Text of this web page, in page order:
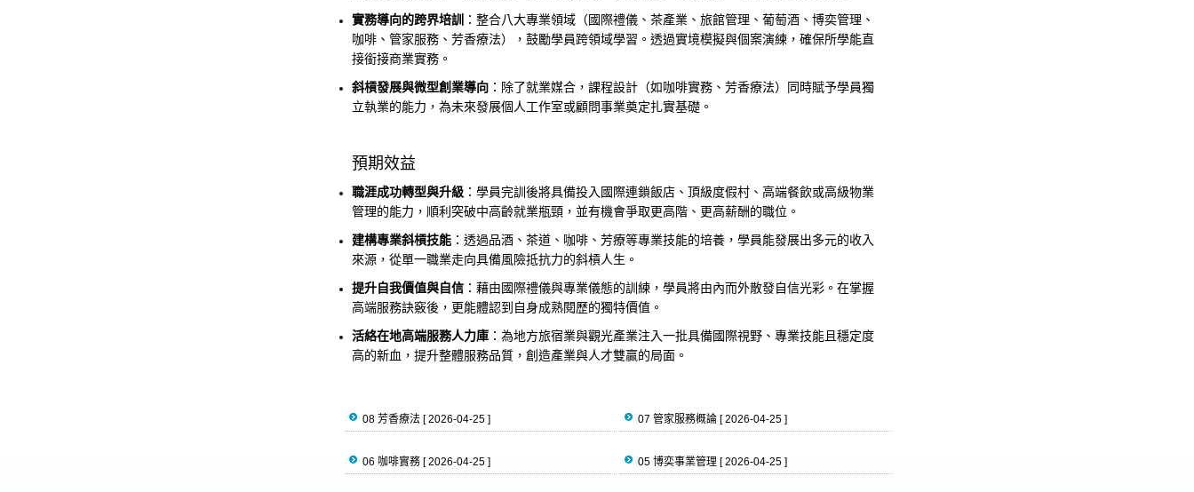
實務導向的跨界培訓
：整合八大專業領域（國際禮儀、茶產業、旅館管理、葡萄酒、博奕管理、
咖啡、管家服務、芳香療法），鼓勵學員跨領域學習。透過實境模擬與個案演練，確保所學能直
接銜接商業實務。
斜槓發展與微型創業導向：除了就業媒合，課程設計（如咖啡實務、芳香療法）同時賦予學員獨
立執業的能力，為未來發展個人工作室或顧問事業奠定扎實基礎。
預期效益
職涯成功轉型與升級：學員完訓後將具備投入國際連鎖飯店、頂級度假村、高端餐飲或高級物業
管理的能力，順利突破中高齡就業瓶頸，並有機會爭取更高階、更高薪酬的職位。
建構專業斜槓技能：透過品酒、茶道、咖啡、芳療等專業技能的培養，學員能發展出多元的收入
來源，從單一職業走向具備風險抵抗力的斜槓人生。
提升自我價值與自信：藉由國際禮儀與專業儀態的訓練，學員將由內而外散發自信光彩。在掌握
高端服務訣竅後，更能體認到自身成熟閱歷的獨特價值。
活絡在地高端服務人力庫：為地方旅宿業與觀光產業注入一批具備國際視野、專業技能且穩定度
高的新血，提升整體服務品質，創造產業與人才雙贏的局面。
08 芳香療法 [ 2026-04-25 ] 07 管家服務概論 [ 2026-04-25 ]
06 咖啡實務 [ 2026-04-25 ] 05 博奕事業管理 [ 2026-04-25 ]